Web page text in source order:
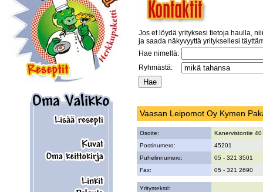
Jos et löydä yrityksesi tietoja haulla,
ja saada näkyvyyttä yrityksellesi
Hae nimellä:
Ryhmästä:
Vaasan Leipomot Oy Kymen
Osoite:
Kanervistontie 40
Postinumero:
45201
Puhelinnumero:
05 - 321 3501
Fax:
05 - 321 2690
Yritysteksti: